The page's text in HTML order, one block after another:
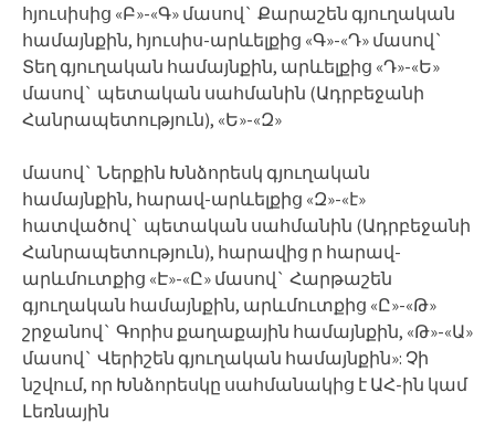
հյուսիսից «Բ»-«Գ» մասով` Քարաշեն գյուղական
համայնքին, հյուսիս-արևելքից «Գ»-«Դ» մասով`
Տեղ գյուղական համայնքին, արևելքից «Դ»-«Ե»
մասով` պետական սահմանին (Ադրբեջանի
Հանրապետություն), «Ե»-«Զ»
մասով` Ներքին Խնձորեսկ գյուղական
համայնքին, հարավ-արևելքից «Զ»-«է»
հատվածով` պետական սահմանին (Ադրբեջանի
Հանրապետություն), հարավից ր հարավ-
արևմուտքից «Է»-«Ը» մասով` Հարթաշեն
գյուղական համայնքին, արևմուտքից «Ը»-«Թ»
շրջանով` Գորիս քաղաքային համայնքին, «Թ»-«Ա»
մասով` Վերիշեն գյուղական համայնքին»: Չի
նշվում, որ Խնձորեսկը սահմանակից է ԱՀ-ին կամ
Լեռնային